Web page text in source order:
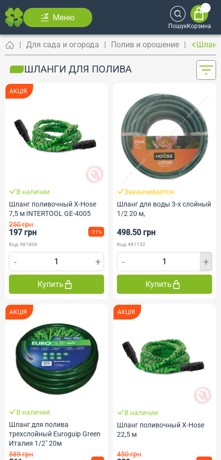
Меню
ПошукКорзина
Для сада и огорода Полив и орошение
ШЛАНГИ ДЛЯ ПОЛИВА
АКЦІЯ
В наличии
Шланг поливочный X-Hose
7,5 м INTERTOOL GE-4005
250 грн
197 грн -21%
Код: 481806
- +
Купить
Заканчивается
Шланг для воды 3-х слойный
1/2 20 м,
498.50 грн
Код: 481152
- +
Купить
АКЦІЯ
В наличии
Шланг для полива
трехслойный Euroguip Green
Италия 1/2" 20м
589 грн
АКЦІЯ
В наличии
Шланг поливочный X-Hose
22,5 м
450 грн